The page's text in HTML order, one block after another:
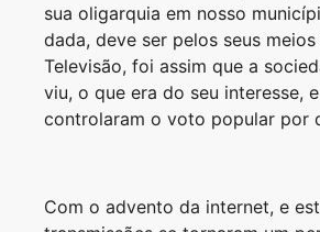
sua oligarquia em nosso
dada, deve ser pelos seus
Televisão, foi assim que a
viu, o que era do seu interesse,
controlaram o voto popular por
Com o advento da internet, e